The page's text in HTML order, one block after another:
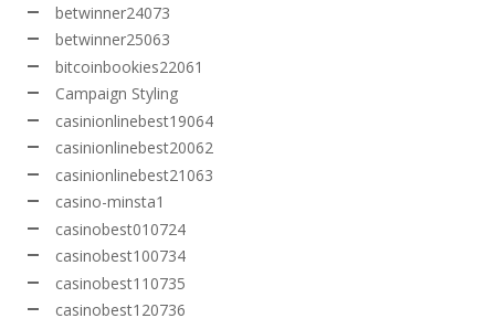
betwinner24073
betwinner25063
bitcoinbookies22061
Campaign Styling
casinionlinebest19064
casinionlinebest20062
casinionlinebest21063
casino-minsta1
casinobest010724
casinobest100734
casinobest110735
casinobest120736